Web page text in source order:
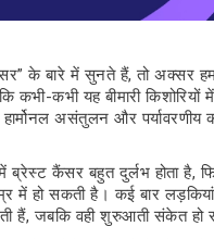
के बारे में सुनते हैं, तो अक्सर
कभी-कभी यह बीमारी
असंतुलन और
में ब्रेस्ट कैंसर बहुत दुर्लभ होता
में हो सकती है। कई बार
हैं, जबकि वही शुरुआती संकेत हो